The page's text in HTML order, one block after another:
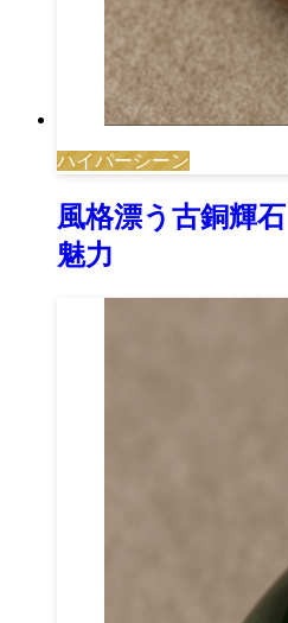
ハイパーシーン
風格漂う古銅輝
魅力